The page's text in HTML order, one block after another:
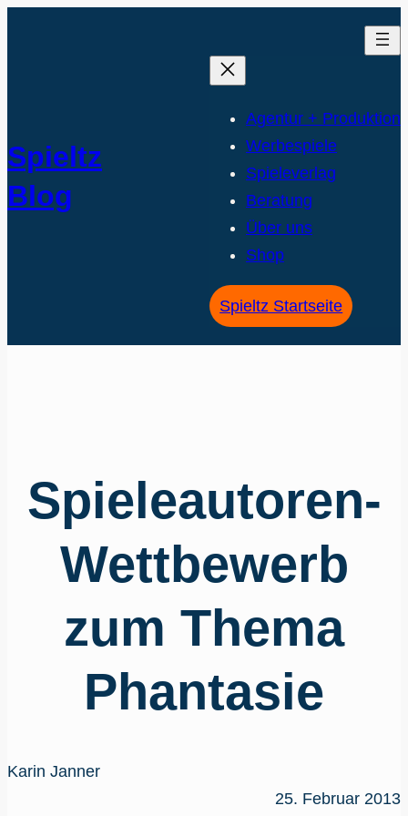
Spieltz
Blog
Agentur + Produktion
Werbespiele
Spieleverlag
Beratung
Über uns
Shop
Spieltz Startseite
Spieleautoren-
Wettbewerb
zum Thema
Phantasie
Karin Janner
25. Februar 2013